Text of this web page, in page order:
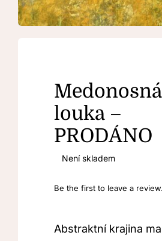
Kontakt
Medonosná
louka –
PRODÁNO
Není skladem
Be the first to leave a review.
Abstraktní krajina